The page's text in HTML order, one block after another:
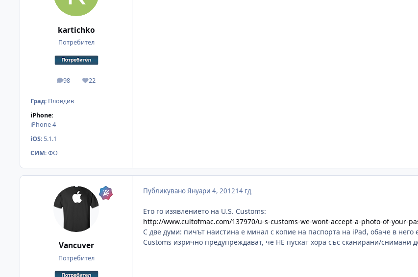
kartichko
Потребител
98
мнения 22
Reputation
Град: Пловдив
iPhone:
iPhone 4
iOS: 5.1.1
СИМ:ФО
Vancuver
Потребител
ПубликуваноЯнуари 4, 201214 гд
Ето го изявлението на U.S. Customs:
http://www.cultofmac.com/137970/u-s-customs-we-wont-accept-a-photo-of-your-
С две думи: пичът наистина е минал с копие на паспорта на iPad, обаче в него
Customs изрично предупреждават, че НЕ пускат хора със сканирани/снимани